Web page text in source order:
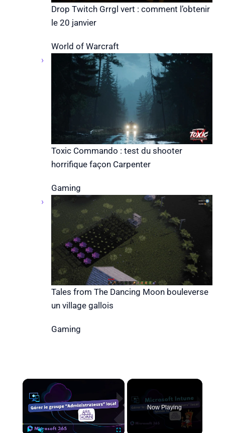
Drop Twitch Grrgl vert : comment l’obtenir
le 20 janvier
World of Warcraft
Toxic Commando : test du shooter
horrifique façon Carpenter
Gaming
Tales from The Dancing Moon bouleverse
un village gallois
Gaming
×
Now Playing